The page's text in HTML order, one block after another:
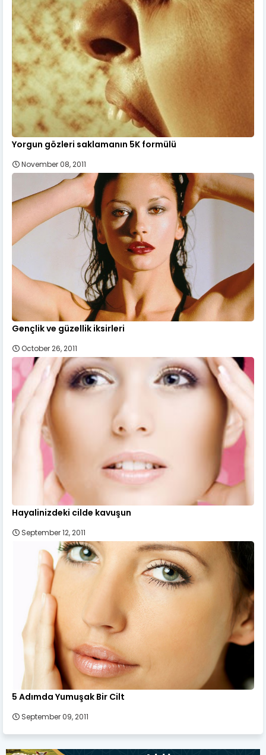
Yorgun gözleri saklamanın 5K formülü
November 08, 2011
Gençlik ve güzellik iksirleri
October 26, 2011
Hayalinizdeki cilde kavuşun
September 12, 2011
5 Adımda Yumuşak Bir Cilt
September 09, 2011